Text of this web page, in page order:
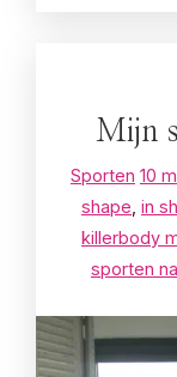
Mijn
Sporten 10
shape in
killerbody
sporten